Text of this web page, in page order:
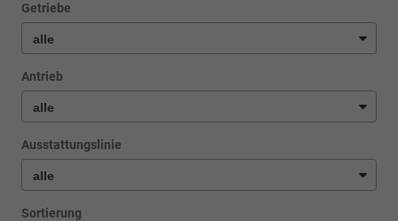
Getriebe
Antrieb
Ausstattungslinie
Sortierung